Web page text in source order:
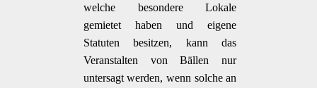
welche besondere Lokale
gemietet haben und eigene
Statuten besitzen, kann das
Veranstalten von Bällen nur
untersagt werden, wenn solche an